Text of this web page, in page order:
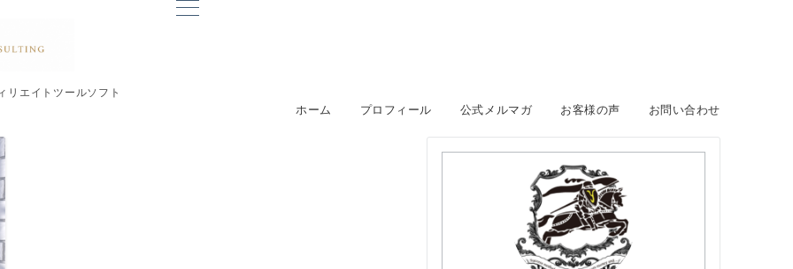
ホーム プロフィール 公式メルマガ お客様の声 お問い合わせ
リエイトツールソフト